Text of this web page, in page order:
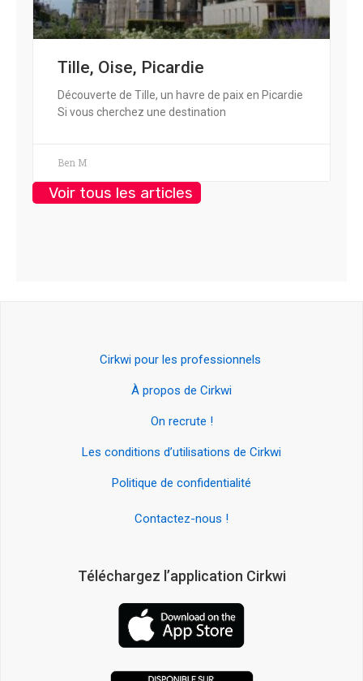
Tille, Oise, Picardie
Découverte de Tille, un havre de paix en Picardie
Si vous cherchez une destination
Ben M
Voir tous les articles
Cirkwi pour les professionnels
À propos de Cirkwi
On recrute !
Les conditions d’utilisations de Cirkwi
Politique de confidentialité
Contactez-nous !
Téléchargez l’application Cirkwi